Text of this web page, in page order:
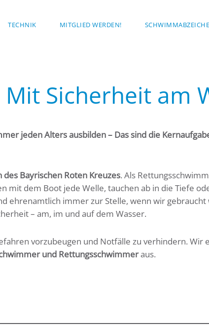
TECHNIK MITGLIED WERDEN!
Sicherheit am
jeden Alters ausbilden – Das sind die
Bayrischen Roten Kreuzes. Als
mit dem Boot jede Welle, tauchen ab in die Tiefe
ehrenamtlich immer zur Stelle, wenn wir
– am, im und auf dem Wasser.
vorzubeugen und Notfälle zu verhindern. Wir
und Rettungsschwimmeraus.